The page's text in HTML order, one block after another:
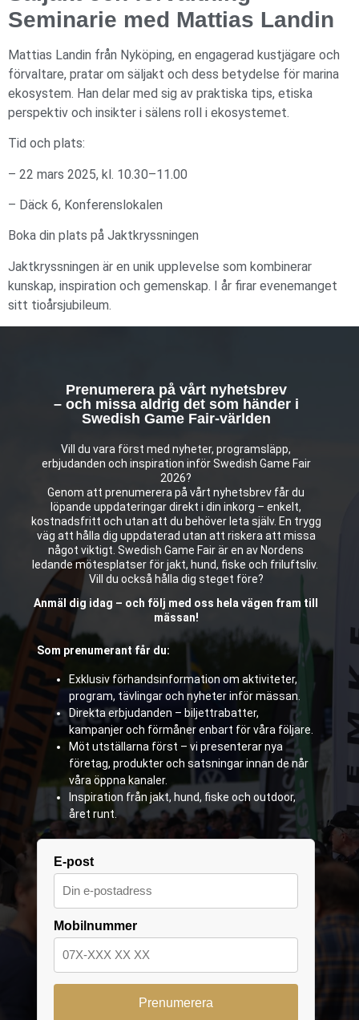
Seminarie med Mattias Landin
Mattias Landin från Nyköping, en engagerad kustjägare och
förvaltare, pratar om säljakt och dess betydelse för marina
ekosystem. Han delar med sig av praktiska tips, etiska
perspektiv och insikter i sälens roll i ekosystemet.
Tid och plats:
– 22 mars 2025, kl. 10.30–11.00
– Däck 6, Konferenslokalen
Boka din plats på Jaktkryssningen
Jaktkryssningen är en unik upplevelse som kombinerar
kunskap, inspiration och gemenskap. I år firar evenemanget
sitt tioårsjubileum.
Prenumerera på vårt nyhetsbrev
– och missa aldrig det som händer i
Swedish Game Fair-världen
Vill du vara först med nyheter, programsläpp,
erbjudanden och inspiration inför Swedish Game Fair
2026?
Genom att prenumerera på vårt nyhetsbrev får du
löpande uppdateringar direkt i din inkorg – enkelt,
kostnadsfritt och utan att du behöver leta själv. En trygg
väg att hålla dig uppdaterad utan att riskera att missa
något viktigt. Swedish Game Fair är en av Nordens
ledande mötesplatser för jakt, hund, fiske och friluftsliv.
Vill du också hålla dig steget före?
Anmäl dig idag – och följ med oss hela vägen fram till
mässan!
E-post
Mobilnummer
Som prenumerant får du:
Exklusiv förhandsinformation om aktiviteter,
program, tävlingar och nyheter inför mässan.
Direkta erbjudanden – biljettrabatter,
kampanjer och förmåner enbart för våra följare.
Möt utställarna först – vi presenterar nya
företag, produkter och satsningar innan de når
våra öppna kanaler.
Inspiration från jakt, hund, fiske och outdoor,
året runt.